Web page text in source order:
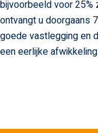
bijvoorbeeld voor
ontvangt u doorgaans
goede vastlegging en
een eerlijke afwikkeling.